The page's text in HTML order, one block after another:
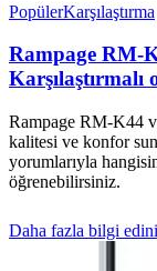
PopülerKarşılaştırma
Rampage RM-
Rampage RM-K44
kalitesi ve konfor
yorumlarıyla
öğrenebilirsiniz.
Daha fazla bilgi